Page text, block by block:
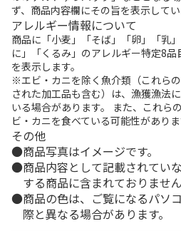
ず、商品内容欄にその旨を表示してい
アレルギー情報について
商品に「小麦」「そば」「卵」「乳
に」「くるみ」のアレルギー特定8
を表示します。
※エビ・カニを除く魚介類（これら
された加工品も含む）は、漁獲漁法
いる場合があります。 また、これら
ビ・カニを食べている可能性がありま
その他
商品写真はイメージです。
商品内容として記載されてい
する商品に含まれておりません
商品の色は、ご覧になるパソ
際と異なる場合があります。